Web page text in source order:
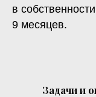
в
9 месяцев.
Задачи и